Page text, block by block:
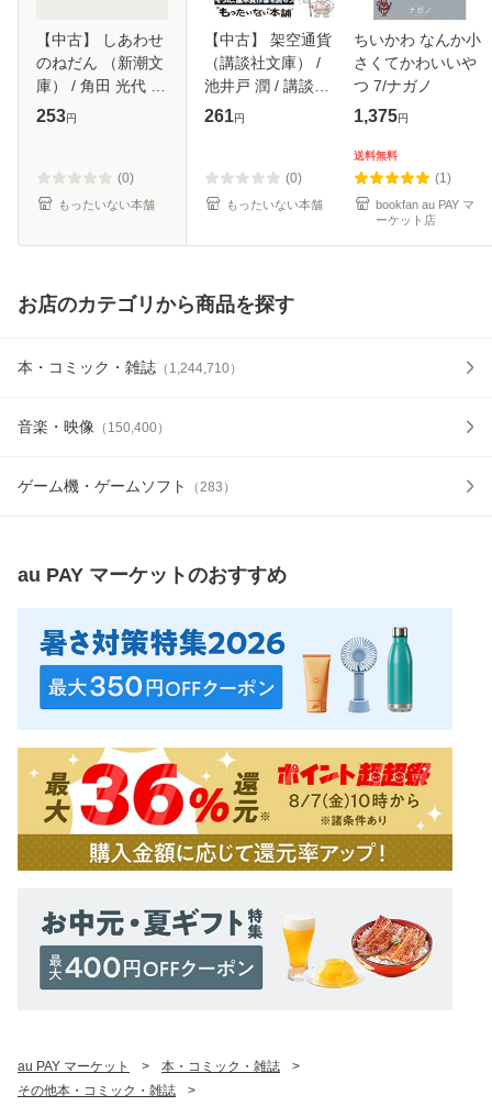
【中古】 しあわせ
のねだん （新潮文
庫） / 角田 光代 /
新潮社 [文庫]【メ
253円
(0)
もったいない本舗
【中古】 架空通貨
（講談社文庫） /
池井戸 潤 / 講談社
[文庫]【メール便送
261円
(0)
もったいない本舗
ちいかわ なんか小
さくてかわいいや
つ 7/ナガノ
1,375円
送料無料
(1)
bookfan au PAY マ
ーケット店
お店のカテゴリから商品を探す
本・コミック・雑誌 （ 1,244,710）
音楽・映像 （ 150,400）
ゲーム機・ゲームソフト （283 ）
au PAY マーケットのおすすめ
au PAY マーケット > 本・コミック・雑誌
>
その他本・コミック・雑誌
>